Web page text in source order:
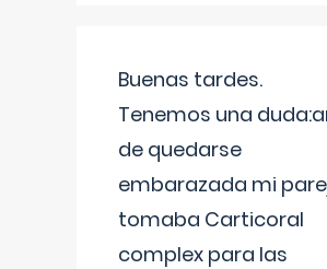
Buenas tardes.
Tenemos una
de quedarse
embarazada mi
tomaba Carticoral
complex para las